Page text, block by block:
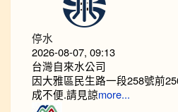
停水
2026-08-07, 09:13
台灣自來水公司
因大雅區民生路一段258號前
成不便.請見諒more...